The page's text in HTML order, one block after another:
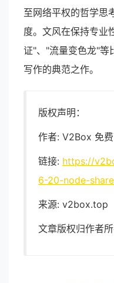
至网络平权的哲学思
度。文风在保持专业
证"、"流量变色龙"等
写作的典范之作。
版权声明：
作者: V2Box 免
链接: https://
6-20-node-
来源: v2box.top
文章版权归作者